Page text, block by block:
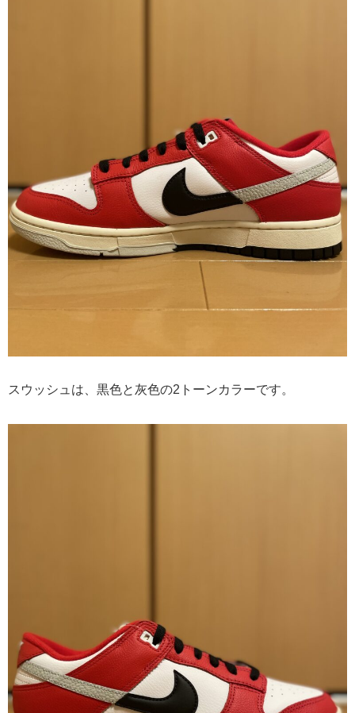
スウッシュは、黒色と灰色の2トーンカラーです。